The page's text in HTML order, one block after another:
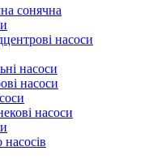
сонячна
насоси
насоси
насоси
насоси